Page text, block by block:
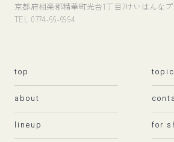
京都府相楽郡精華町光台1丁目7けいはんな
TEL 0774-66-6994
top
about
lineup for